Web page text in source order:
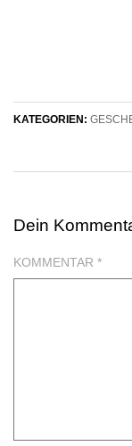
KATEGORIEN:
GESCHENKIDEE
GESCHENKIDEE
Dein
KOMMENTAR *